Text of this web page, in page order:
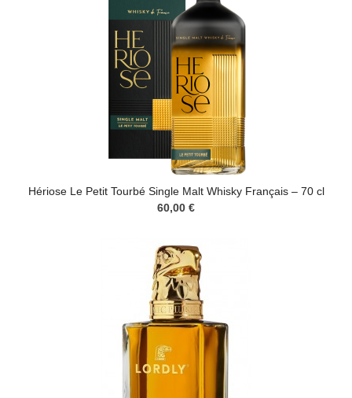
Hériose Le Petit Tourbé Single Malt Whisky Français – 70 cl
60,00 €